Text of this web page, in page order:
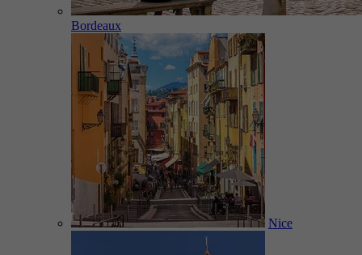
Bordeaux
Nice